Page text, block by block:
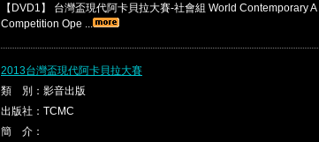
【DVD1】 台灣盃現代阿卡貝拉大賽-社會組 World Contemporary
Competition Ope ...
2013台灣盃現代阿卡貝拉大賽
類 別：影音出版
出版社：TCMC
簡 介：